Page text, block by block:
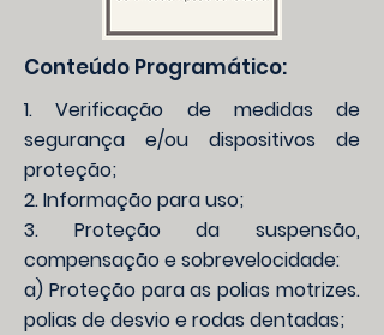
Conteúdo Programático:
1. Verificação de medidas de
segurança e/ou dispositivos de
proteção;
2. Informação para uso;
3. Proteção da suspensão,
compensação e sobrevelocidade:
a) Proteção para as polias motrizes.
polias de desvio e rodas dentadas;